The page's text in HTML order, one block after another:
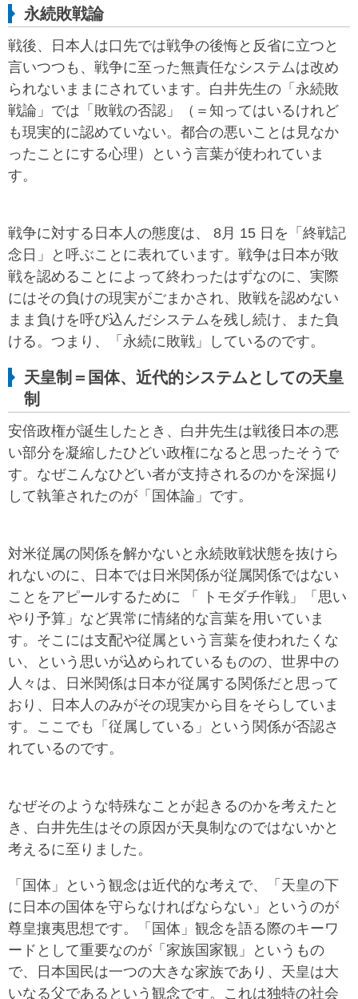
永続敗戦論
戦後、日本人は口先では戦争の後悔と反省に立つと
言いつつも、戦争に至った無責任なシステムは改め
られないままにされています。白井先生の「永続敗
戦論」では「敗戦の否認」（＝知ってはいるけれど
も現実的に認めていない。都合の悪いことは見なか
ったことにする心理）という言葉が使われていま
す。
戦争に対する日本人の態度は、 8月 15 日を「終戦記
念日」と呼ぶことに表れています。戦争は日本が敗
戦を認めることによって終わったはずなのに、実際
にはその負けの現実がごまかされ、敗戦を認めない
まま負けを呼び込んだシステムを残し続け、また負
ける。つまり、「永続に敗戦」しているのです。
天皇制＝国体、近代的システムとしての天皇
制
安倍政権が誕生したとき、白井先生は戦後日本の悪
い部分を凝縮したひどい政権になると思ったそうで
す。なぜこんなひどい者が支持されるのかを深掘り
して執筆されたのが「国体論」です。
対米従属の関係を解かないと永続敗戦状態を抜けら
れないのに、日本では日米関係が従属関係ではない
ことをアピールするために 「 トモダチ作戦」「思い
やり予算」など異常に情緒的な言葉を用いていま
す。そこには支配や従属という言葉を使われたくな
い、という思いが込められているものの、世界中の
人々は、日米関係は日本が従属する関係だと思って
おり、日本人のみがその現実から目をそらしていま
す。ここでも「従属している」という関係が否認さ
れているのです。
なぜそのような特殊なことが起きるのかを考えたと
き、白井先生はその原因が天臭制なのではないかと
考えるに至りました。
「国体」という観念は近代的な考えで、「天皇の下
に日本の国体を守らなければならない」というのが
尊皇攘夷思想です。「国体」観念を語る際のキーワ
ードとして重要なのが「家族国家観」というもの
で、日本国民は一つの大きな家族であり、天皇は大
いなる父であるという観念です。これは独特の社会